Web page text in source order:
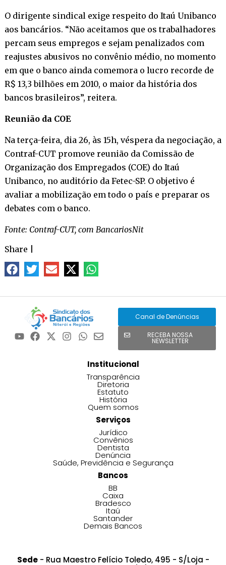
O dirigente sindical exige respeito do Itaú Unibanco
aos bancários. “Não aceitamos que os trabalhadores
percam seus empregos e sejam penalizados com
reajustes abusivos no convênio médio, no momento
em que o banco ainda comemora o lucro recorde de
R$ 13,3 bilhões em 2010, o maior da história dos
bancos brasileiros”, reitera.
Reunião da COE
Na terça-feira, dia 26, às 15h, véspera da negociação, a
Contraf-CUT promove reunião da Comissão de
Organização dos Empregados (COE) do Itaú
Unibanco, no auditório da Fetec-SP. O objetivo é
avaliar a mobilização em todo o país e preparar os
debates com o banco.
Fonte: Contraf-CUT, com BancariosNit
Share
Canal de Denúncias
RECEBA NOSSA
NEWSLETTER
Institucional
Transparência
Diretoria
Estatuto
História
Quem somos
Serviços
Jurídico
Convênios
Dentista
Denúncia
Saúde, Previdência e Segurança
Bancos
BB
Caixa
Bradesco
Itaú
Santander
Demais Bancos
Sede- Rua Maestro Felício Toledo, 495 - S/Loja -